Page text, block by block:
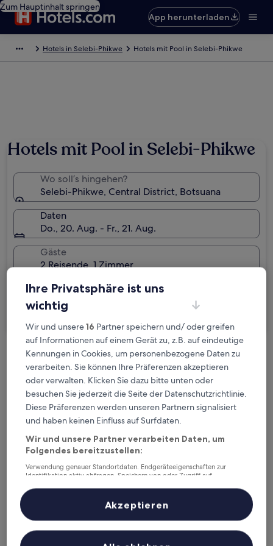
Zum Hauptinhalt springen
App herunterladen
Hotels in Selebi-Phikwe Hotels mit Pool in Selebi-Phikwe
Hotels mit Pool in Selebi-Phikwe
Wo soll’s hingehen?
Selebi-Phikwe, Central District, Botsuana
Daten
Do., 20. Aug. - Fr., 21. Aug.
Gäste
2 Reisende, 1 Zimmer
Ich reise geschäftlich
Kostenlose Stornierung bei
Planänderungen
Verdiene Prämien für jede
wahrgenommene Übernachtung
Mehr sparen mit Preisen für Mitglieder
Überprüfe die Preise für diese Daten
Heute
Morgen
Ihre Privatsphäre ist uns
wichtig
Wir und unsere16 Partner speichern und/ oder greifen
auf Informationen auf einem Gerät zu, z.B. auf eindeutige
Kennungen in Cookies, um personenbezogene Daten zu
verarbeiten. Sie können Ihre Präferenzen akzeptieren
oder verwalten. Klicken Sie dazu bitte unten oder
besuchen Sie jederzeit die Seite der Datenschutzrichtlinie.
Diese Präferenzen werden unseren Partnern signalisiert
und haben keinen Einfluss auf Surfdaten.
Wir und unsere Partner verarbeiten Daten, um
Folgendes bereitzustellen:
Verwendung genauer Standortdaten. Endgeräteeigenschaften zur
Identifikation aktiv abfragen. Speichern von oder Zugriff auf
Inhalte, Messung von Werbeleistung und der Performance von Inhalten,
Zielgruppenforschung sowie Entwicklung und Verbesserung von
Liste der Partner (Lieferanten)
Akzeptieren